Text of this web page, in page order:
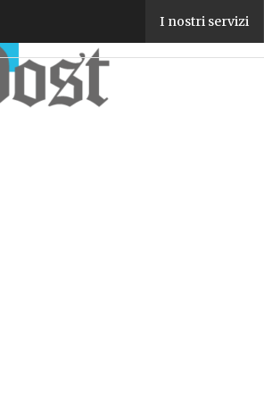
I nostri servizi
Confindustria nel